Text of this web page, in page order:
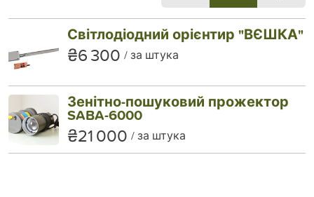
Світлодіодний орієнтир "ВЄШКА"
₴6 300 за штука
Зенітно-пошуковий прожектор
SABA-6000
₴21 000 за штука